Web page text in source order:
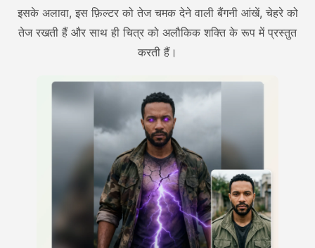
इसके अलावा, इस फ़िल्टर को तेज चमक देने वाली बैंगनी आंखें, चेहरे को
तेज रखती हैं और साथ ही चित्र को अलौकिक शक्ति के रूप में प्रस्तुत
करती हैं।